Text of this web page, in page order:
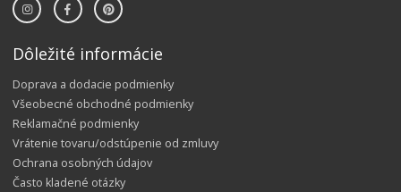
Dôležité informácie
Doprava a dodacie podmienky
Všeobecné obchodné podmienky
Reklamačné podmienky
Vrátenie tovaru/odstúpenie od zmluvy
Ochrana osobných údajov
Často kladené otázky